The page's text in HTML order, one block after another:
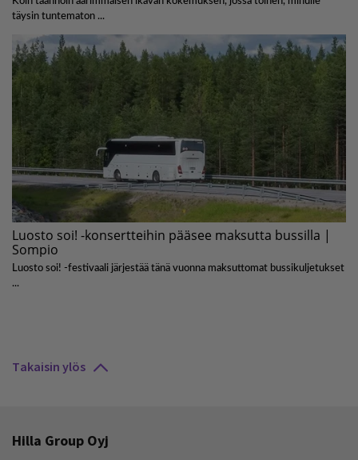
Takaisin ylös
Hilla Group Oyj